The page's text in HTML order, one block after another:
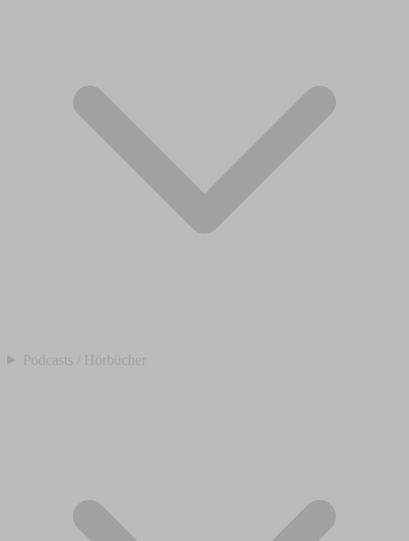
Podcasts / Hörbücher